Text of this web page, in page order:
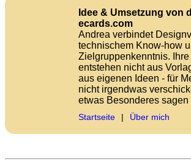
Idee & Umsetzung von
ecards.com
Andrea verbindet
technischem Know-how
Zielgruppenkenntnis.
entstehen nicht aus
aus eigenen Ideen - für
nicht irgendwas
etwas Besonderes sagen
Startseite | Über mich